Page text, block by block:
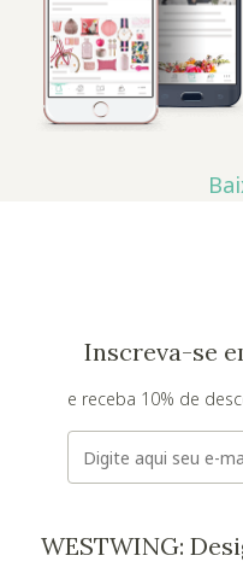
Inscreva-se
e receba 10% de
E-mail
WESTWING: